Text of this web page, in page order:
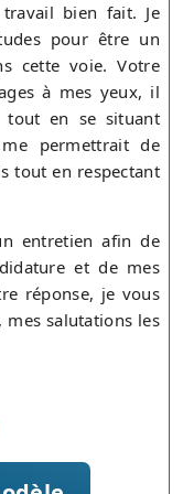
bien fait. Je
pour être un
cette voie. Votre
à mes yeux, il
tout en se situant
permettrait de
tout en respectant
entretien afin de
et de mes
réponse, je vous
mes salutations les